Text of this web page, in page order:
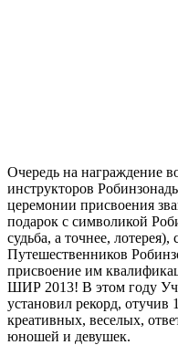
Очередь на награждение
инструкторов
церемонии присвоения
подарок с символикой
судьба, а точнее,
Путешественников
присвоение им
ШИР 2013! В этом году
установил рекорд, отучив
креативных, веселых,
юношей и девушек.